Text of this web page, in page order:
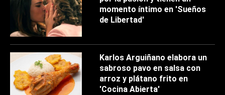
momento íntimo en 'Sueños
de Libertad'
Karlos Arguiñano elabora un
sabroso pavo en salsa con
arroz y plátano frito en
'Cocina Abierta'